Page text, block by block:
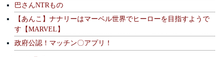
巴さんNTRもの
【あんこ】ナナリーはマーベル世界でヒーローを目指すようで
す【MARVEL】
政府公認！マッチン〇アプリ！